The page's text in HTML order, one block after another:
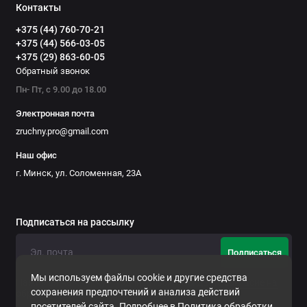
Мы используем файлы cookie и другие средства
сохранения предпочтений и анализа действий
Контакты
+375 (44) 760-70-21
+375 (44) 566-03-05
+375 (29) 863-60-05
Обратный звонок
Пн- Пт, с 9.00 до 18.00
Электронная почта
zruchny.pro@gmail.com
Наш офис
г. Минск, ул. Соломенная, 23А
Подписаться на рассылку
Подписаться
Нажимая на кнопку «Подписаться», Вы даетесогласие на
обработку персональных данных.